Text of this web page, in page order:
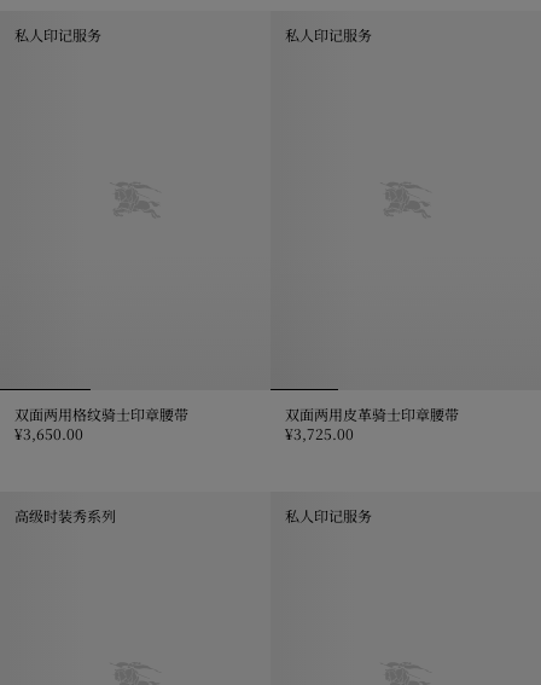
私人印记服务
双面两用格纹骑士印章腰带
¥3,650.00
私人印记服务
双面两用皮革骑士印章腰带
¥3,725.00
高级时装秀系列 私人印记服务